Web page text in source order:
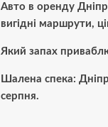
Авто в оренду
вигідні маршрути,
Який запах
Шалена спека:
серпня.